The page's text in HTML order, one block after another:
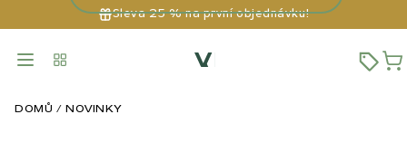
Sleva 25 % na první objednávku!
DOMŮ NOVINKY